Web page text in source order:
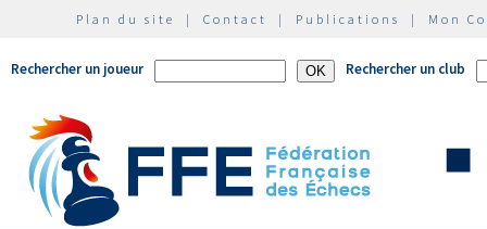
Plan du site | Contact | Publications | Mon
Rechercher un joueur Rechercher un club